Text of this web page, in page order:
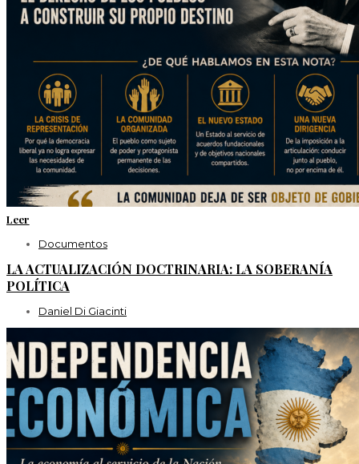
Leer
Documentos
LA ACTUALIZACIÓN DOCTRINARIA: LA SOBERANÍA
POLÍTICA
Daniel Di Giacinti